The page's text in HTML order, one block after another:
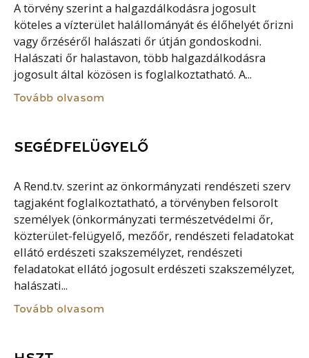
A törvény szerint a halgazdálkodásra jogosult
köteles a vízterület halállományát és élőhelyét őrizni
vagy őrzéséről halászati őr útján gondoskodni.
Halászati őr halastavon, több halgazdálkodásra
jogosult által közösen is foglalkoztatható. A...
Tovább olvasom
SEGÉDFELÜGYELŐ
A Rend.tv. szerint az önkormányzati rendészeti szerv
tagjaként foglalkoztatható, a törvényben felsorolt
személyek (önkormányzati természetvédelmi őr,
közterület-felügyelő, mezőőr, rendészeti feladatokat
ellátó erdészeti szakszemélyzet, rendészeti
feladatokat ellátó jogosult erdészeti szakszemélyzet,
halászati...
Tovább olvasom